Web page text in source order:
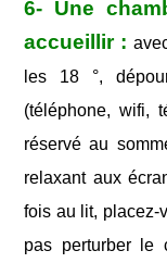
6- Une
accueillir :
les 18 °,
(téléphone, wifi,
réservé au
relaxant aux
fois au lit, placez-
pas perturber le